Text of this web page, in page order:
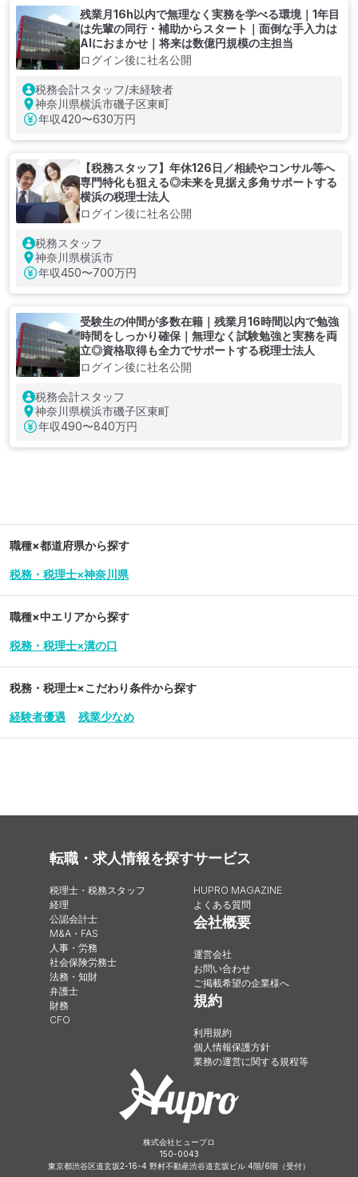
残業月16h以内で無理なく実務を学べる環境｜1年目
は先輩の同行・補助からスタート｜面倒な手入力は
AIにおまかせ｜将来は数億円規模の主担当
ログイン後に社名公開
税務会計スタッフ/未経験者
神奈川県横浜市磯子区東町
年収420〜630万円
【税務スタッフ】年休126日／相続やコンサル等へ
専門特化も狙える◎未来を見据え多角サポートする
横浜の税理士法人
ログイン後に社名公開
税務スタッフ
神奈川県横浜市
年収450〜700万円
受験生の仲間が多数在籍｜残業月16時間以内で勉強
時間をしっかり確保｜無理なく試験勉強と実務を両
立◎資格取得も全力でサポートする税理士法人
ログイン後に社名公開
税務会計スタッフ
神奈川県横浜市磯子区東町
年収490〜840万円
職種×都道府県から探す
税務・税理士×神奈川県
職種×中エリアから探す
税務・税理士×溝の口
税務・税理士×こだわり条件から探す
経験者優遇 残業少なめ
転職・求人情報を探す
税理士・税務スタッフ
経理
公認会計士
M&A・FAS
人事・労務
社会保険労務士
法務・知財
弁護士
財務
CFO
サービス
HUPRO MAGAZINE
よくある質問
会社概要
運営会社
お問い合わせ
ご掲載希望の企業様へ
規約
利用規約
個人情報保護方針
業務の運営に関する規程等
株式会社ヒュープロ
150-0043
東京都渋谷区道玄坂2-16-4 野村不動産渋谷道玄坂ビル 4階/6階（受付）